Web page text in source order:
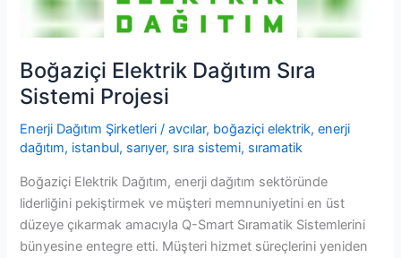
Boğaziçi Elektrik Dağıtım Sıra
Sistemi Projesi
Enerji Dağıtım Şirketleri /avcılar, boğaziçi elektrik,enerji
dağıtım, istanbul, sarıyer, sıra sistemi, sıramatik
Boğaziçi Elektrik Dağıtım, enerji dağıtım sektöründe
liderliğini pekiştirmek ve müşteri memnuniyetini en üst
düzeye çıkarmak amacıyla Q-Smart Sıramatik Sistemlerini
bünyesine entegre etti. Müşteri hizmet süreçlerini yeniden